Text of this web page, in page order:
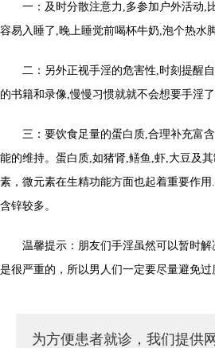
一：及时分散注意力,多参加户外活动,
容易入睡了,晚上睡觉前喝杯牛奶,泡个热水
二：另外正视手淫的危害性,时刻提醒自
的书籍和录像,慢慢习惯就就不会想要手淫
三：要饮食足量的蛋白质,合理补充富含
能的维持。蛋白质,如猪肾,鳝鱼,虾,大豆及
素，微元素在生精功能方面也起着重要作
含锌较多。
温馨提示：朋友们手淫虽然可以暂时解
是很严重的，所以男人们一定要尽量避免过
为方便患者就诊，我们提供